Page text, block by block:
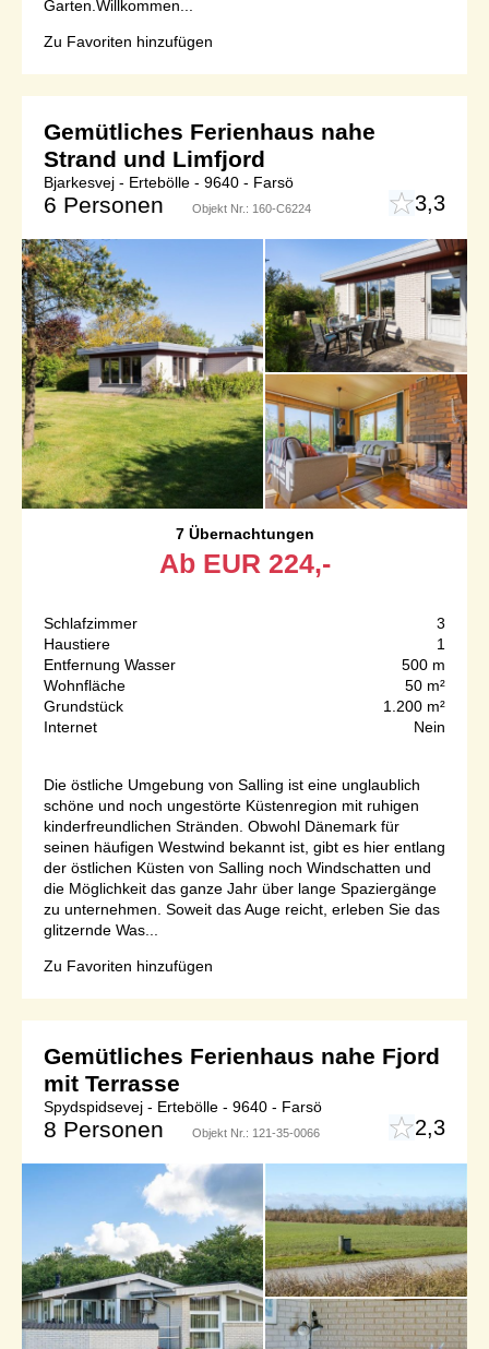
Garten.Willkommen...
Zu Favoriten hinzufügen
Gemütliches Ferienhaus nahe
Strand und Limfjord
Bjarkesvej - Ertebölle - 9640 - Farsö
6 Personen Objekt Nr.: 160-C6224 3,3
7 Übernachtungen
Ab EUR 224,-
Schlafzimmer
3
Haustiere
1
Entfernung Wasser
500 m
Wohnfläche
50 m²
Grundstück
1.200 m²
Internet
Nein
Die östliche Umgebung von Salling ist eine unglaublich
schöne und noch ungestörte Küstenregion mit ruhigen
kinderfreundlichen Stränden. Obwohl Dänemark für
seinen häufigen Westwind bekannt ist, gibt es hier entlang
der östlichen Küsten von Salling noch Windschatten und
die Möglichkeit das ganze Jahr über lange Spaziergänge
zu unternehmen. Soweit das Auge reicht, erleben Sie das
glitzernde Was...
Zu Favoriten hinzufügen
Gemütliches Ferienhaus nahe Fjord
mit Terrasse
Spydspidsevej - Ertebölle - 9640 - Farsö
8 Personen Objekt Nr.: 121-35-0066 2,3